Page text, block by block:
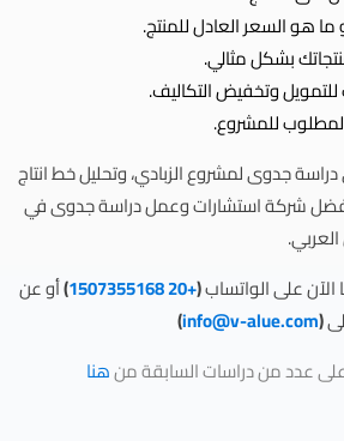
هو السعر العادل للمنتج.
بشكل مثالي.
وتخفيض التكاليف.
للمشروع.
جدوى لمشروع الزبادي، وتحليل خط انتاج
شركة استشارات وعمل دراسة جدوى في
على الواتساب(
+20 1507355168
)أو عن
(
info@v-alue.com
)
عدد من دراسات السابقة منهنا